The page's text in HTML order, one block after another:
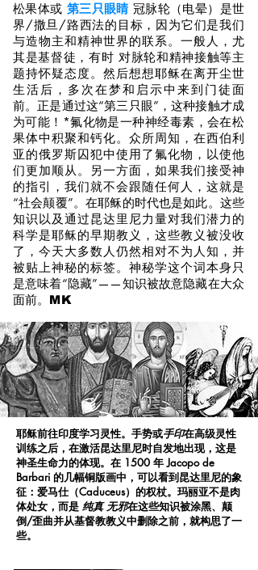
松果体或 第三只眼睛 冠脉轮（电晕）是世
界/撒旦/路西法的目标，因为它们是我们
与造物主和精神世界的联系。一般人，尤
其是基督徒，有时 对脉轮和精神接触等主
题持怀疑态度。然后想想耶稣在离开尘世
生活后，多次在梦和启示中来到门徒面
前。正是通过这“第三只眼”，这种接触才成
为可能！*氟化物是一种神经毒素，会在松
果体中积聚和钙化。众所周知，在西伯利
亚的俄罗斯囚犯中使用了氟化物，以使他
们更加顺从。另一方面，如果我们接受神
的指引，我们就不会跟随任何人，这就是
“社会颠覆”。在耶稣的时代也是如此。这些
知识以及通过昆达里尼力量对我们潜力的
科学是耶稣的早期教义，这些教义被没收
了，今天大多数人仍然相对不为人知，并
被贴上神秘的标签。神秘学这个词本身只
是意味着“隐藏”——知识被故意隐藏在大众
面前。 MK
耶稣前往印度学习灵性。手势或手印在高级灵性
训练之后，在激活昆达里尼时自发地出现，这是
神圣生命力的体现。在 1500 年 Jacopo de
Barbari 的几幅铜版画中，可以看到昆达里尼的象
征：爱马仕（Caduceus）的权杖。玛丽亚不是肉
体处女，而是 纯真 无邪在这些知识被涂黑、颠
倒/歪曲并从基督教教义中删除之前，就构思了一
些。